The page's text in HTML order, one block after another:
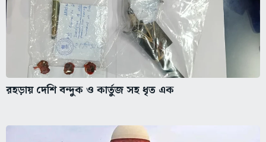
রহড়ায় দেশি বন্দুক ও কার্তুজ সহ ধৃত এক